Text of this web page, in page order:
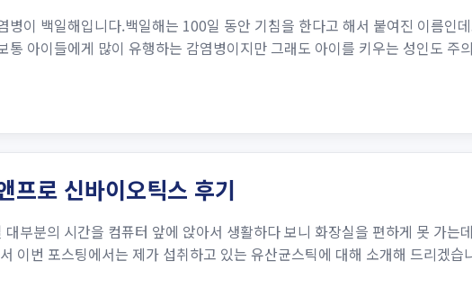
병이 백일해입니다.백일해는 100일 동안 기침을 한다고 해서 붙여진 이름인
통 아이들에게 많이 유행하는 감염병이지만 그래도 아이를 키우는 성인도 주
프로 신바이오틱스 후기
부분의 시간을 컴퓨터 앞에 앉아서 생활하다 보니 화장실을 편하게 못 가는
이번 포스팅에서는 제가 섭취하고 있는 유산균스틱에 대해 소개해 드리겠